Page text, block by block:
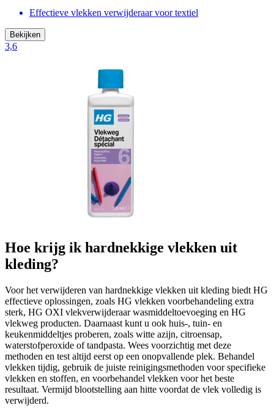
Effectieve vlekken verwijderaar voor textiel
Bekijken
3,6
Hoe krijg ik hardnekkige vlekken uit
kleding?
Voor het verwijderen van hardnekkige vlekken uit kleding biedt HG
effectieve oplossingen, zoals HG vlekken voorbehandeling extra
sterk, HG OXI vlekverwijderaar wasmiddeltoevoeging en HG
vlekweg producten. Daarnaast kunt u ook huis-, tuin- en
keukenmiddeltjes proberen, zoals witte azijn, citroensap,
waterstofperoxide of tandpasta. Wees voorzichtig met deze
methoden en test altijd eerst op een onopvallende plek. Behandel
vlekken tijdig, gebruik de juiste reinigingsmethoden voor specifieke
vlekken en stoffen, en voorbehandel vlekken voor het beste
resultaat. Vermijd blootstelling aan hitte voordat de vlek volledig is
verwijderd.